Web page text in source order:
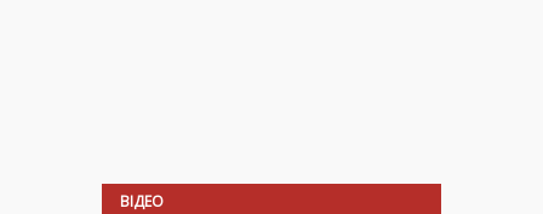
ВІДЕО